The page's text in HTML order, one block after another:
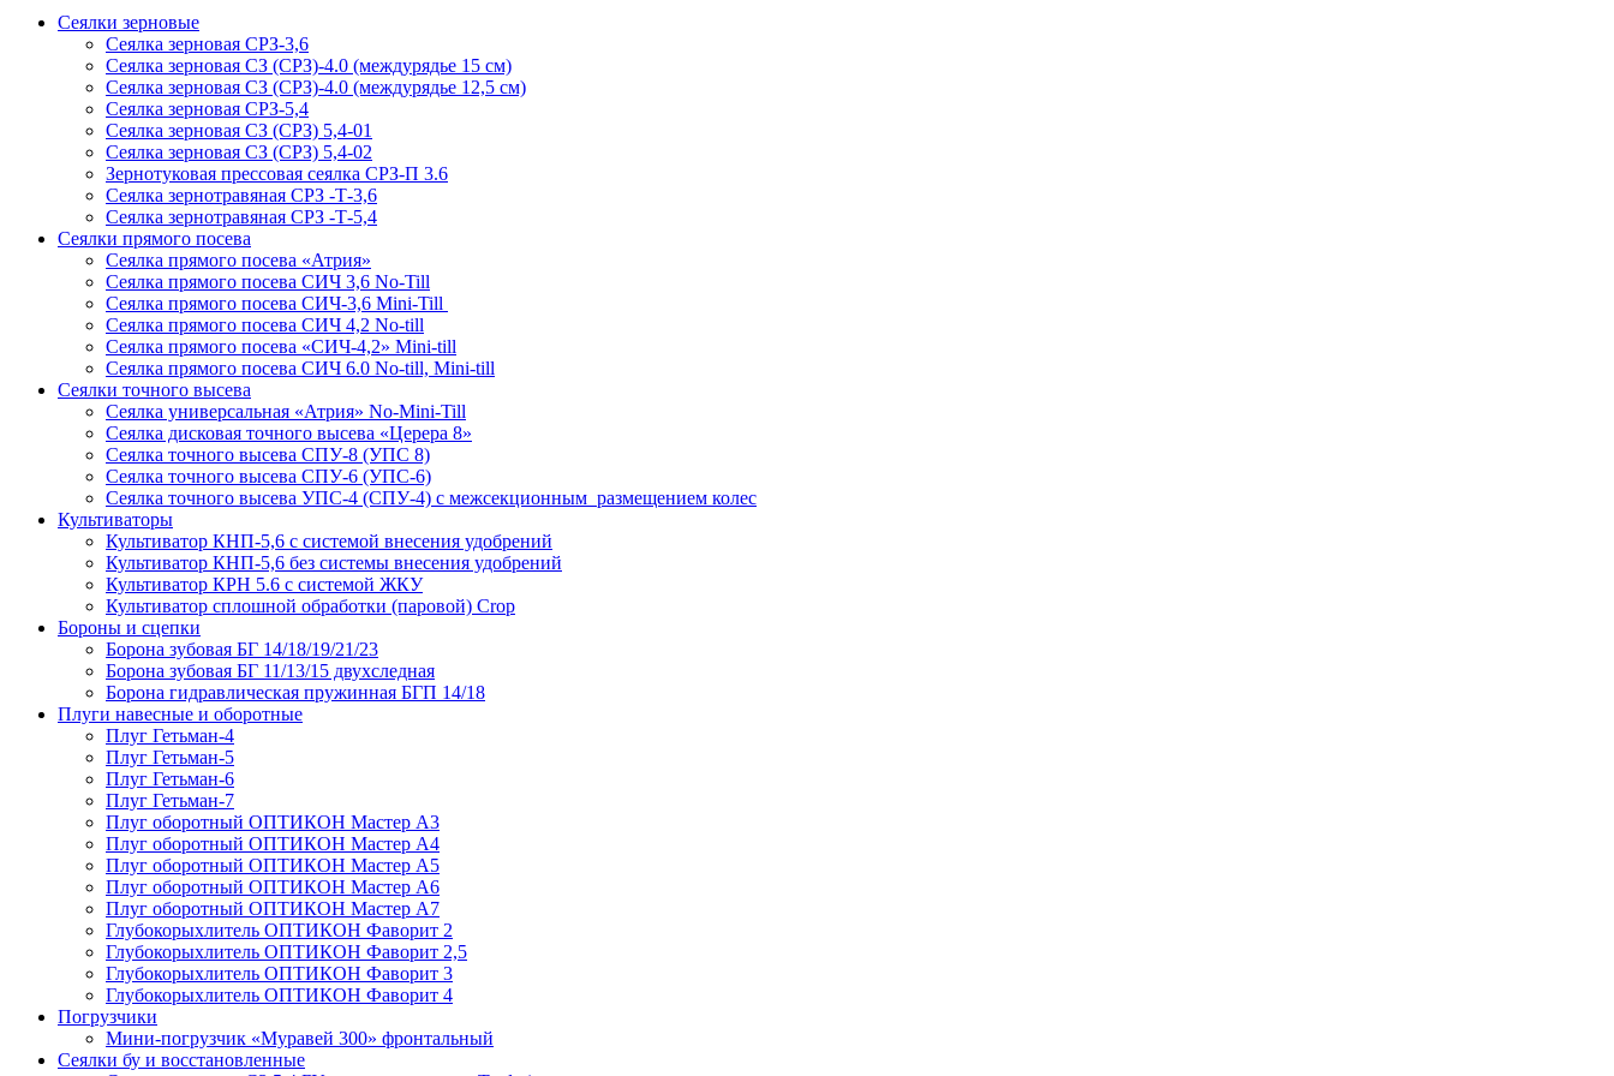
Сеялки зерновые
Сеялка зерновая СРЗ-3,6
Сеялка зерновая СЗ (СРЗ)-4.0 (междурядье 15 см)
Сеялка зерновая СЗ (СРЗ)-4.0 (междурядье 12,5 см)
Сеялка зерновая СРЗ-5,4
Сеялка зерновая СЗ (СРЗ) 5,4-01
Сеялка зерновая СЗ (СРЗ) 5,4-02
Зернотуковая прессовая сеялка СРЗ-П 3.6
Сеялка зернотравяная СРЗ -Т-3,6
Сеялка зернотравяная СРЗ -Т-5,4
Сеялки прямого посева
Сеялка прямого посева «Атрия»
Сеялка прямого посева СИЧ 3,6 No-Till
Сеялка прямого посева СИЧ-3,6 Mini-Till
Сеялка прямого посева СИЧ 4,2 No-till
Сеялка прямого посева «СИЧ-4,2» Mini-till
Сеялка прямого посева СИЧ 6.0 No-till, Mini-till
Сеялки точного высева
Сеялка универсальная «Атрия» No-Mini-Till
Сеялка дисковая точного высева «Церера 8»
Сеялка точного высева СПУ-8 (УПС 8)
Сеялка точного высева СПУ-6 (УПС-6)
Сеялка точного высева УПС-4 (СПУ-4) с межсекционным размещением колес
Культиваторы
Культиватор КНП-5,6 с системой внесения удобрений
Культиватор КНП-5,6 без системы внесения удобрений
Культиватор КРН 5.6 с системой ЖКУ
Культиватор сплошной обработки (паровой) Crop
Бороны и сцепки
Борона зубовая БГ 14/18/19/21/23
Борона зубовая БГ 11/13/15 двухследная
Борона гидравлическая пружинная БГП 14/18
Плуги навесные и оборотные
Плуг Гетьман-4
Плуг Гетьман-5
Плуг Гетьман-6
Плуг Гетьман-7
Плуг оборотный ОПТИКОН Мастер А3
Плуг оборотный ОПТИКОН Мастер А4
Плуг оборотный ОПТИКОН Мастер А5
Плуг оборотный ОПТИКОН Мастер А6
Плуг оборотный ОПТИКОН Мастер А7
Глубокорыхлитель ОПТИКОН Фаворит 2
Глубокорыхлитель ОПТИКОН Фаворит 2,5
Глубокорыхлитель ОПТИКОН Фаворит 3
Глубокорыхлитель ОПТИКОН Фаворит 4
Погрузчики
Мини-погрузчик «Муравей 300» фронтальный
Сеялки бу и восстановленные